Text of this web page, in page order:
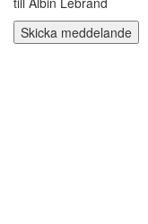
Skicka meddelande